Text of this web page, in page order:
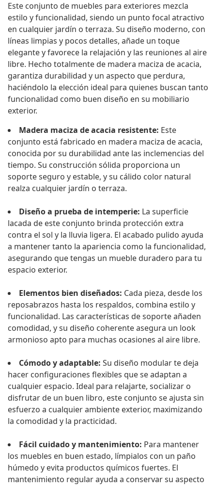
Este conjunto de muebles para exteriores mezcla
estilo y funcionalidad, siendo un punto focal atractivo
en cualquier jardín o terraza. Su diseño moderno, con
líneas limpias y pocos detalles, añade un toque
elegante y favorece la relajación y las reuniones al aire
libre. Hecho totalmente de madera maciza de acacia,
garantiza durabilidad y un aspecto que perdura,
haciéndolo la elección ideal para quienes buscan tanto
funcionalidad como buen diseño en su mobiliario
exterior.
Madera maciza de acacia resistente: Este
conjunto está fabricado en madera maciza de acacia,
conocida por su durabilidad ante las inclemencias del
tiempo. Su construcción sólida proporciona un
soporte seguro y estable, y su cálido color natural
realza cualquier jardín o terraza.
Diseño a prueba de intemperie: La superficie
lacada de este conjunto brinda protección extra
contra el sol y la lluvia ligera. El acabado pulido ayuda
a mantener tanto la apariencia como la funcionalidad,
asegurando que tengas un mueble duradero para tu
espacio exterior.
Elementos bien diseñados: Cada pieza, desde los
reposabrazos hasta los respaldos, combina estilo y
funcionalidad. Las características de soporte añaden
comodidad, y su diseño coherente asegura un look
armonioso apto para muchas ocasiones al aire libre.
Cómodo y adaptable: Su diseño modular te deja
hacer configuraciones flexibles que se adaptan a
cualquier espacio. Ideal para relajarte, socializar o
disfrutar de un buen libro, este conjunto se ajusta sin
esfuerzo a cualquier ambiente exterior, maximizando
la comodidad y la practicidad.
Fácil cuidado y mantenimiento: Para mantener
los muebles en buen estado, límpialos con un paño
húmedo y evita productos químicos fuertes. El
mantenimiento regular ayuda a conservar su aspecto